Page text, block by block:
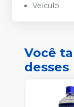
Veículo
Você
desses